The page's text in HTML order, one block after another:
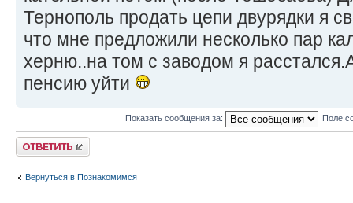
Тернополь продать цепи двурядки я
что мне предложили несколько пар
херню..на том с заводом я
пенсию уйти
Показать сообщения за: Поле
Ответить
Вернуться в Познакомимся